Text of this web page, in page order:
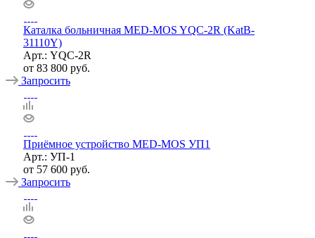
Каталка больничная MED-MOS YQC-2R (KatB-
31110Y)
Арт.: YQC-2R
от 83 800 руб.
Запросить
Приёмное устройство MED-MOS УП1
Арт.: УП-1
от 57 600 руб.
Запросить